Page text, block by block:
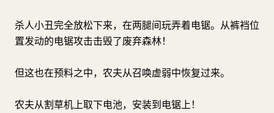
杀人小丑完全放松下来，在两腿间玩弄着电锯。从裤裆位
置发动的电锯攻击击毁了废弃森林！
但这也在预料之中，农夫从召唤虚弱中恢复过来。
农夫从割草机上取下电池，安装到电锯上！